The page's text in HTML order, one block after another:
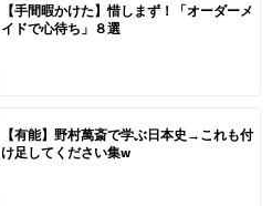
【手間暇かけた】惜しまず！「オーダーメ
イドで心待ち」８選
【有能】野村萬斎で学ぶ日本史→これも付
け足してください集w